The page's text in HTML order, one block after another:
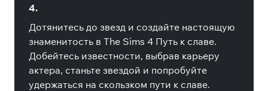
4.
Дотянитесь до звезд и создайте настоящую
знаменитость в The Sims 4 Путь к славе.
Добейтесь известности, выбрав карьеру
актера, станьте звездой и попробуйте
удержаться на скользком пути к славе.